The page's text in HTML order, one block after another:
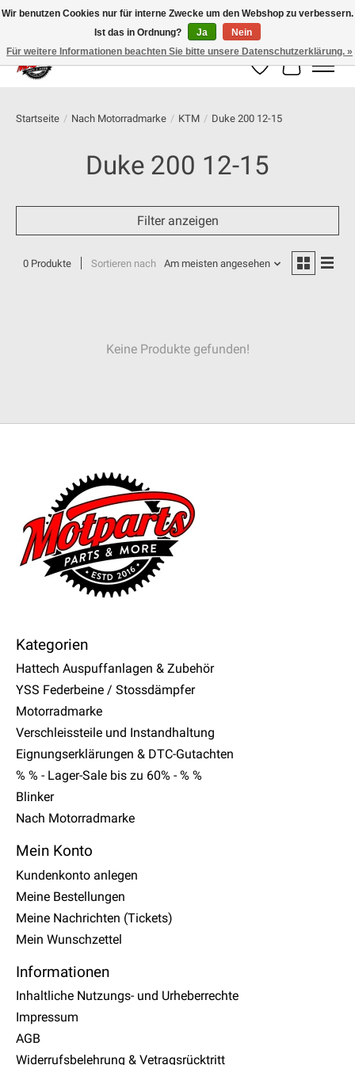
100% schweizer Onlineshop für Dein Motorrad
Wunschzettel
Ihr
Startseite / Nach Motorradmarke / KTM / Duke 200 12-15
Duke 200 12-15
Filter anzeigen
0 Produkte Sortieren nach Am meisten angesehen
Keine Produkte gefunden!
Kategorien
Hattech Auspuffanlagen & Zubehör
YSS Federbeine / Stossdämpfer
Motorradmarke
Verschleissteile und Instandhaltung
Eignungserklärungen & DTC-Gutachten
% % - Lager-Sale bis zu 60% - % %
Blinker
Nach Motorradmarke
Mein Konto
Kundenkonto anlegen
Meine Bestellungen
Meine Nachrichten (Tickets)
Mein Wunschzettel
Informationen
Inhaltliche Nutzungs- und Urheberrechte
Impressum
AGB
Widerrufsbelehrung & Vetragsrücktritt
Wir benutzen Cookies nur für interne Zwecke um den Webshop zu verbessern.
Ist das in Ordnung?
Ja
Nein
Für weitere Informationen beachten Sie bitte unsere Datenschutzerklärung. »